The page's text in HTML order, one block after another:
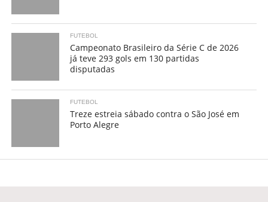
FUTEBOL
Campeonato Brasileiro da Série C de 2026
já teve 293 gols em 130 partidas
disputadas
FUTEBOL
Treze estreia sábado contra o São José em
Porto Alegre